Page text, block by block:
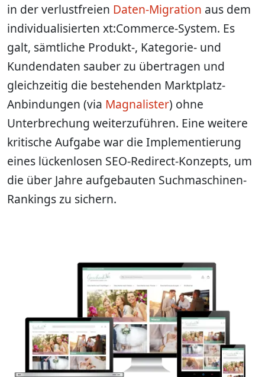
in der verlustfreien Daten-Migration aus dem
individualisierten xt:Commerce-System. Es
galt, sämtliche Produkt-, Kategorie- und
Kundendaten sauber zu übertragen und
gleichzeitig die bestehenden Marktplatz-
Anbindungen (via Magnalister) ohne
Unterbrechung weiterzuführen. Eine weitere
kritische Aufgabe war die Implementierung
eines lückenlosen SEO-Redirect-Konzepts, um
die über Jahre aufgebauten Suchmaschinen-
Rankings zu sichern.